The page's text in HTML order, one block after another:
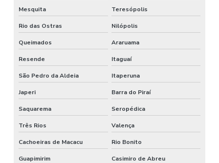
Mesquita Teresópolis
Rio das Ostras Nilópolis
Queimados Araruama
Resende Itaguaí
São Pedro da Aldeia Itaperuna
Japeri Barra do Piraí
Saquarema Seropédica
Três Rios Valença
Cachoeiras de Macacu Rio Bonito
Guapimirim Casimiro de Abreu